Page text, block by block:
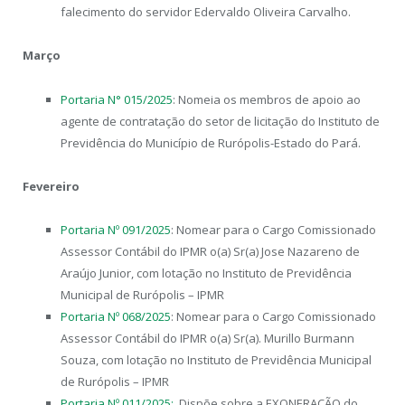
falecimento do servidor Edervaldo Oliveira Carvalho.
Março
Portaria N° 015/2025: Nomeia os membros de apoio ao
agente de contratação do setor de licitação do Instituto de
Previdência do Município de Rurópolis-Estado do Pará.
Fevereiro
Portaria Nº 091/2025: Nomear para o Cargo Comissionado
Assessor Contábil do IPMR o(a) Sr(a) Jose Nazareno de
Araújo Junior, com lotação no Instituto de Previdência
Municipal de Rurópolis – IPMR
Portaria Nº 068/2025: Nomear para o Cargo Comissionado
Assessor Contábil do IPMR o(a) Sr(a). Murillo Burmann
Souza, com lotação no Instituto de Previdência Municipal
de Rurópolis – IPMR